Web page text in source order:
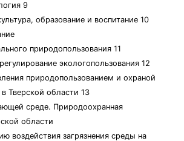
9
образование и воспитание 10
природопользования 11
экологопользования 12
природопользованием и охраной
Тверской области 13
среде. Природоохранная
области
воздействия загрязнения среды на